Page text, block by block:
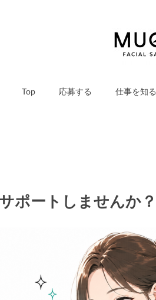
Top 応募する 仕事を知る
ポートしませんか？